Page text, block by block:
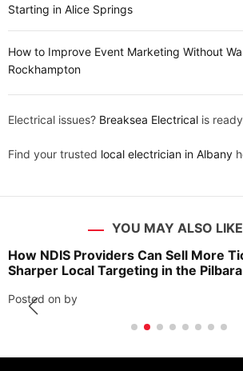
Starting in Alice Springs
How to Improve Event Marketing Without
Rockhampton
Electrical issues? Breaksea Electrical is
Find your trusted local electrician in Albany
YOU MAY ALSO
How NDIS Providers Can Sell More
Sharper Local Targeting in the Pilbara
Posted on by